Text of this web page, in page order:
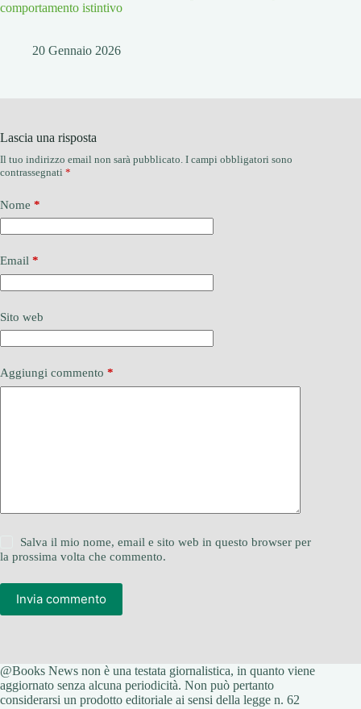
comportamento istintivo
20 Gennaio 2026
Lascia una risposta
Il tuo indirizzo email non sarà pubblicato. I campi obbligatori sono
contrassegnati *
Nome *
Email *
Sito web
Aggiungi commento *
Salva il mio nome, email e sito web in questo browser per
la prossima volta che commento.
Invia commento
@Books News non è una testata giornalistica, in quanto viene
aggiornato senza alcuna periodicità. Non può pertanto
considerarsi un prodotto editoriale ai sensi della legge n. 62